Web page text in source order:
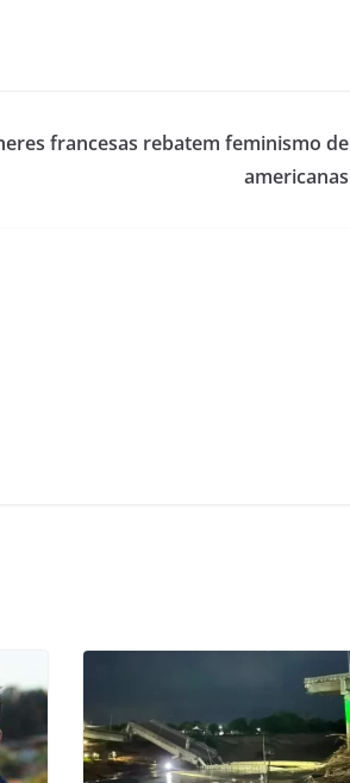
francesas rebatem feminismo de
americanas